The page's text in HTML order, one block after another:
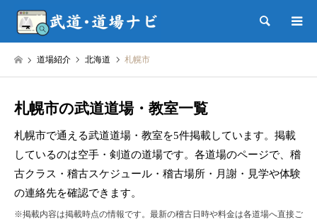
検索
道場紹介 北海道 札幌市
札幌市の武道道場・教室一覧
札幌市で通える武道道場・教室を5件掲載しています。掲載
しているのは空手・剣道の道場です。各道場のページで、稽
古クラス・稽古スケジュール・稽古場所・月謝・見学や体験
の連絡先を確認できます。
※掲載内容は掲載時点の情報です。最新の稽古日時や料金は各道場へ直接ご